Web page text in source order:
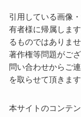
引用している画像
有者様に帰属しま
るものではありませ
著作権等問題がご
問い合わせからご
を取らせて頂きます
本サイトのコンテ